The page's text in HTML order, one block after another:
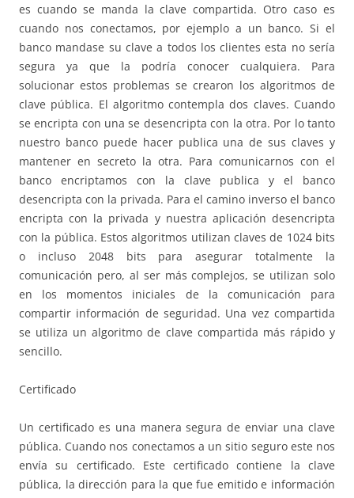
es cuando se manda la clave compartida. Otro caso es
cuando nos conectamos, por ejemplo a un banco. Si el
banco mandase su clave a todos los clientes esta no sería
segura ya que la podría conocer cualquiera. Para
solucionar estos problemas se crearon los algoritmos de
clave pública. El algoritmo contempla dos claves. Cuando
se encripta con una se desencripta con la otra. Por lo tanto
nuestro banco puede hacer publica una de sus claves y
mantener en secreto la otra. Para comunicarnos con el
banco encriptamos con la clave publica y el banco
desencripta con la privada. Para el camino inverso el banco
encripta con la privada y nuestra aplicación desencripta
con la pública. Estos algoritmos utilizan claves de 1024 bits
o incluso 2048 bits para asegurar totalmente la
comunicación pero, al ser más complejos, se utilizan solo
en los momentos iniciales de la comunicación para
compartir información de seguridad. Una vez compartida
se utiliza un algoritmo de clave compartida más rápido y
sencillo.
Certificado
Un certificado es una manera segura de enviar una clave
pública. Cuando nos conectamos a un sitio seguro este nos
envía su certificado. Este certificado contiene la clave
pública, la dirección para la que fue emitido e información